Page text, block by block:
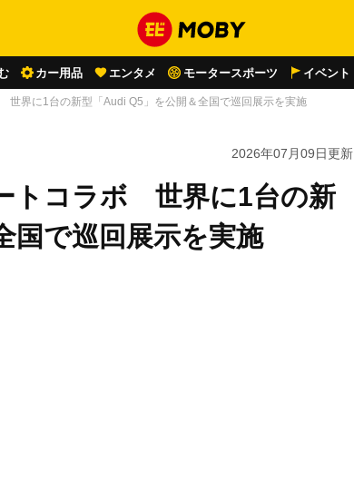
カー用品 エンタメ モータースポーツ イベント
界に1台の新型「Audi Q5」を公開＆全国で巡回展示を実施
2026年07月09日更新
トコラボ 世界に1台の新
国で巡回展示を実施